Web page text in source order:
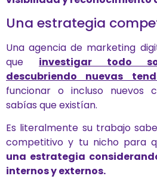
Una estrategia
Una agencia de marketing
que investigar todo
descubriendo nuevas
funcionar o incluso nuevos
sabías que existían.
Es literalmente su trabajo
competitivo y tu nicho para
una estrategia
internos y externos.